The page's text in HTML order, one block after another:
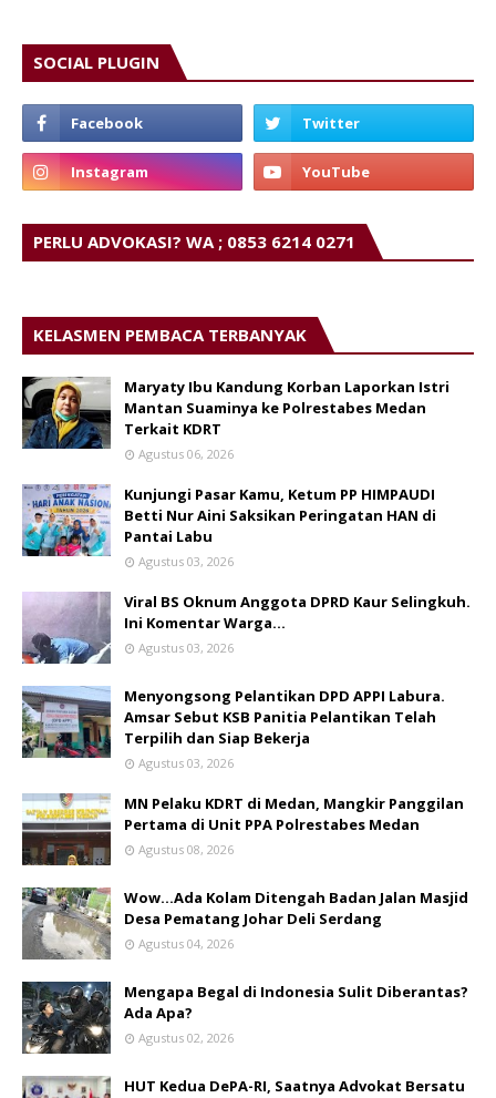
SOCIAL PLUGIN
PERLU ADVOKASI? WA ; 0853 6214 0271
KELASMEN PEMBACA TERBANYAK
Maryaty Ibu Kandung Korban Laporkan Istri
Mantan Suaminya ke Polrestabes Medan
Terkait KDRT
Agustus 06, 2026
Kunjungi Pasar Kamu, Ketum PP HIMPAUDI
Betti Nur Aini Saksikan Peringatan HAN di
Pantai Labu
Agustus 03, 2026
Viral BS Oknum Anggota DPRD Kaur Selingkuh.
Ini Komentar Warga…
Agustus 03, 2026
Menyongsong Pelantikan DPD APPI Labura.
Amsar Sebut KSB Panitia Pelantikan Telah
Terpilih dan Siap Bekerja
Agustus 03, 2026
MN Pelaku KDRT di Medan, Mangkir Panggilan
Pertama di Unit PPA Polrestabes Medan
Agustus 08, 2026
Wow...Ada Kolam Ditengah Badan Jalan Masjid
Desa Pematang Johar Deli Serdang
Agustus 04, 2026
Mengapa Begal di Indonesia Sulit Diberantas?
Ada Apa?
Agustus 02, 2026
HUT Kedua DePA-RI, Saatnya Advokat Bersatu